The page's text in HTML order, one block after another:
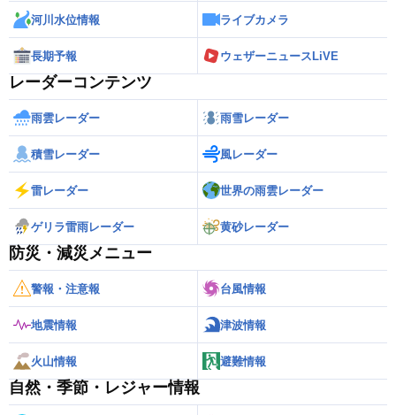
河川水位情報 ライブカメラ
長期予報 ウェザーニュースLiVE
レーダーコンテンツ
雨雲レーダー 雨雪レーダー
積雪レーダー 風レーダー
雷レーダー 世界の雨雲レーダー
ゲリラ雷雨レーダー 黄砂レーダー
防災・減災メニュー
警報・注意報 台風情報
地震情報 津波情報
火山情報 避難情報
自然・季節・レジャー情報